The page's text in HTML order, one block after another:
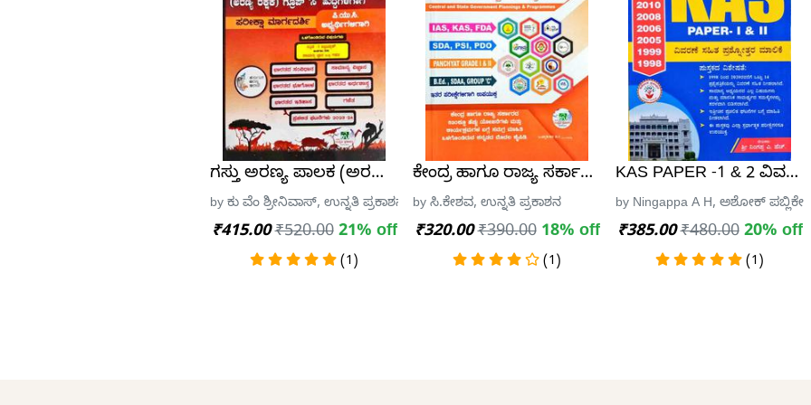
ಗಸ್ತು ಅರಣ್ಯ ಪಾಲಕ (ಅರಣ್ಯ ರಕ್ಷಕ) ಗ್ರೂಪ್ 'ಸಿ' ಹುದ್ದೆಗಳಿಗಾಗಿ ಪರೀಕ್ಷಾ ಮಾರ್ಗದರ್ಶಿ - ಉನ್ನತಿ
by ಕು ವೆಂ ಶ್ರೀನಿವಾಸ್, ಉನ್ನತಿ ಪ್ರಕಾಶನ
₹415.00 ₹520.00 21% off
(1)
ಕೇಂದ್ರ ಹಾಗೂ ರಾಜ್ಯ ಸರ್ಕಾರದ ಯೋಜನೆಗಳು ಮತ್ತು
by ಸಿ.ಕೇಶವ, ಉನ್ನತಿ ಪ್ರಕಾಶನ
₹320.00 ₹390.00 18% off
(1)
KAS PAPER -1 & 2
by Ningappa A H, ಅಶೋಕ್
₹385.00 ₹480.00 20% off
(1)